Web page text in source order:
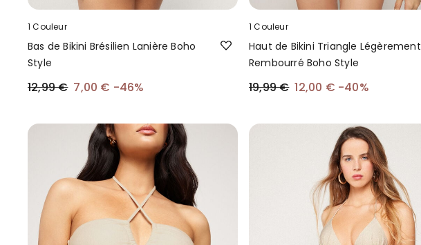
1 Couleur
Bas de Bikini Brésilien Lanière Boho
Style
12,99 € 7,00 € -46%
1 Couleur
Haut de Bikini Triangle Légèrement
Rembourré Boho Style
19,99 € 12,00 € -40%